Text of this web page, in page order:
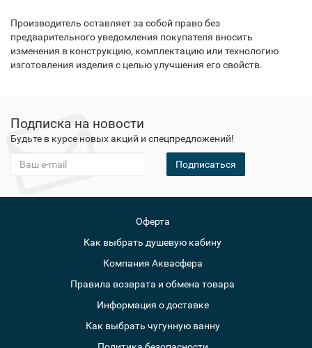
Производитель оставляет за собой право без
предварительного уведомления покупателя вносить
изменения в конструкцию, комплектацию или технологию
изготовления изделия с целью улучшения его свойств.
Подписка на новости
Будьте в курсе новых акций и спецпредложений!
Подписаться
Оферта
Как выбрать душевую кабину
Компания Аквасфера
Правила возврата и обмена товара
Информация о доставке
Как выбрать чугунную ванну